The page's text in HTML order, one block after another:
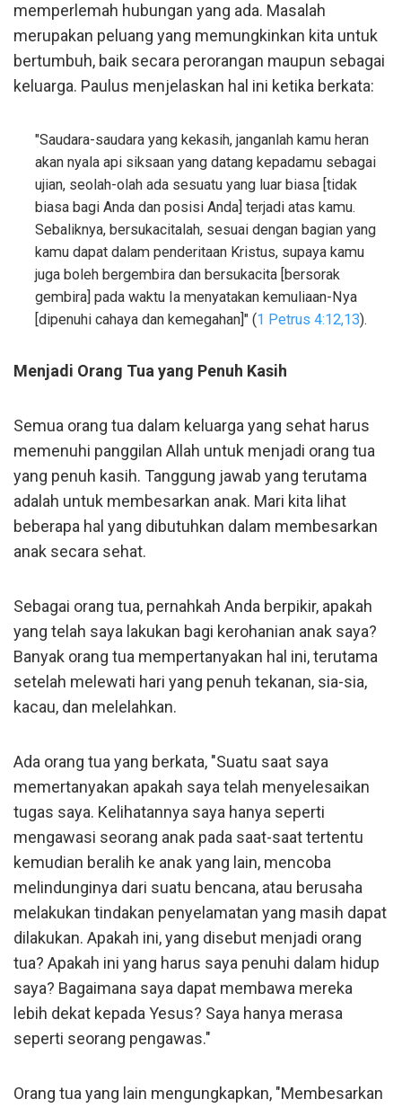
memperlemah hubungan yang ada. Masalah
merupakan peluang yang memungkinkan kita untuk
bertumbuh, baik secara perorangan maupun sebagai
keluarga. Paulus menjelaskan hal ini ketika berkata:
"Saudara-saudara yang kekasih, janganlah kamu heran
akan nyala api siksaan yang datang kepadamu sebagai
ujian, seolah-olah ada sesuatu yang luar biasa [tidak
biasa bagi Anda dan posisi Anda] terjadi atas kamu.
Sebaliknya, bersukacitalah, sesuai dengan bagian yang
kamu dapat dalam penderitaan Kristus, supaya kamu
juga boleh bergembira dan bersukacita [bersorak
gembira] pada waktu Ia menyatakan kemuliaan-Nya
[dipenuhi cahaya dan kemegahan]" (1 Petrus 4:12,13).
Menjadi Orang Tua yang Penuh Kasih
Semua orang tua dalam keluarga yang sehat harus
memenuhi panggilan Allah untuk menjadi orang tua
yang penuh kasih. Tanggung jawab yang terutama
adalah untuk membesarkan anak. Mari kita lihat
beberapa hal yang dibutuhkan dalam membesarkan
anak secara sehat.
Sebagai orang tua, pernahkah Anda berpikir, apakah
yang telah saya lakukan bagi kerohanian anak saya?
Banyak orang tua mempertanyakan hal ini, terutama
setelah melewati hari yang penuh tekanan, sia-sia,
kacau, dan melelahkan.
Ada orang tua yang berkata, "Suatu saat saya
memertanyakan apakah saya telah menyelesaikan
tugas saya. Kelihatannya saya hanya seperti
mengawasi seorang anak pada saat-saat tertentu
kemudian beralih ke anak yang lain, mencoba
melindunginya dari suatu bencana, atau berusaha
melakukan tindakan penyelamatan yang masih dapat
dilakukan. Apakah ini, yang disebut menjadi orang
tua? Apakah ini yang harus saya penuhi dalam hidup
saya? Bagaimana saya dapat membawa mereka
lebih dekat kepada Yesus? Saya hanya merasa
seperti seorang pengawas."
Orang tua yang lain mengungkapkan, "Membesarkan